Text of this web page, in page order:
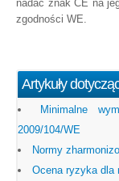
nadać znak CE na
zgodności WE.
Artykuły
Minimalne
2009/104/WE
Normy
Ocena ryzyka dla